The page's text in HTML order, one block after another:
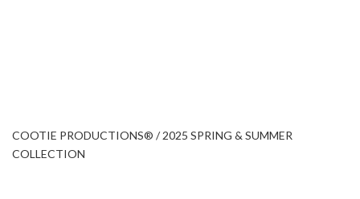
COOTIE PRODUCTIONS® / 2025 SPRING & SUMMER
COLLECTION